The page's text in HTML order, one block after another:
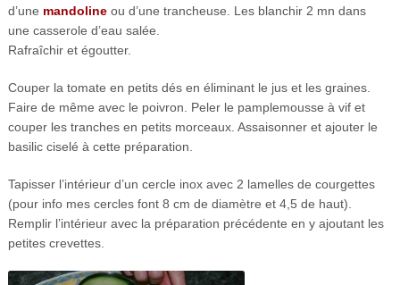
d’une mandolineou d’une trancheuse. Les blanchir 2 mn dans
une casserole d’eau salée.
Rafraîchir et égoutter.
Couper la tomate en petits dés en éliminant le jus et les graines.
Faire de même avec le poivron. Peler le pamplemousse à vif et
couper les tranches en petits morceaux. Assaisonner et ajouter le
basilic ciselé à cette préparation.
Tapisser l’intérieur d’un cercle inox avec 2 lamelles de courgettes
(pour info mes cercles font 8 cm de diamètre et 4,5 de haut).
Remplir l’intérieur avec la préparation précédente en y ajoutant les
petites crevettes.